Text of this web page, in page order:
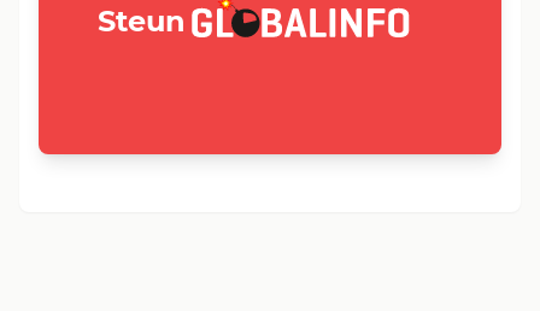
Steun GLOBALINFO.nl